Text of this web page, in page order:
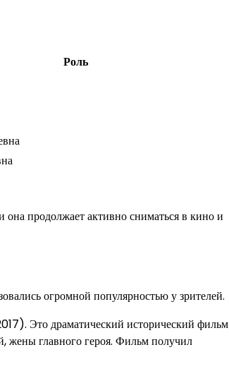
Роль
продолжает активно сниматься в кино и
огромной популярностью у зрителей.
Это драматический исторический фильм
жены главного героя. Фильм получил